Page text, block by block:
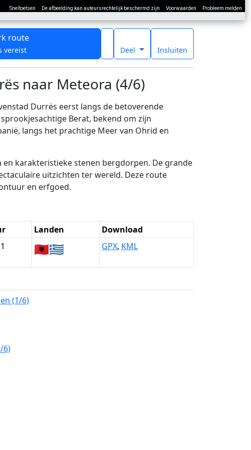
Sneltoetsen De afbeelding kan auteursrechtelijk beschermd zijn Voorwaarden Probleem melden
route
vereist Deel Insluiten
naar Meteora (4/6)
Durrës eerst langs de betoverende
Berat, bekend om zijn
langs het prachtige Meer van Ohrid en
karakteristieke stenen bergdorpen. De grande
uitzichten ter wereld. Deze route
en erfgoed.
Landen
Download
🇦🇱🇬🇷 GPX, KML
(1/6)
6)